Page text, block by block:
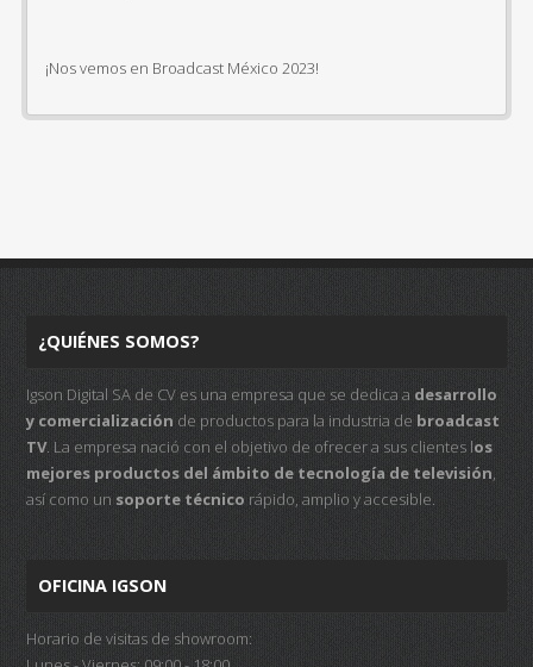
¡Nos vemos en Broadcast México 2023!
¿QUIÉNES SOMOS?
Igson Digital SA de CV es una empresa que se dedica a desarrollo
y comercialización de productos para la industria de broadcast
TV. La empresa nació con el objetivo de ofrecer a sus clientes los
mejores productos del ámbito de tecnología de televisión,
así como un soporte técnico rápido, amplio y accesible.
OFICINA IGSON
Horario de visitas de showroom: